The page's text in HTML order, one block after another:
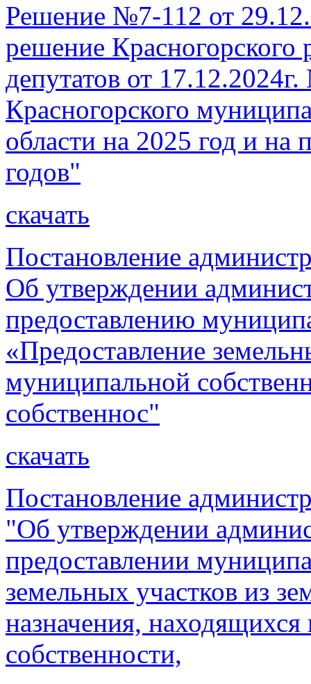
Решение №7-112 от
решение Красногорского
депутатов от
Красногорского
области на 2025 год и
годов"
скачать
Постановление
Об утверждении
предоставлению
«Предоставление
муниципальной
собственнос"
скачать
Постановление
"Об утверждении
предоставлении
земельных участков из
назначения,
собственности,